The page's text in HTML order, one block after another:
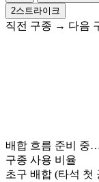
2스트라이크
직전 구종 → 다음
배합 흐름 준비 중
구종 사용 비율
초구 배합 (타석 첫